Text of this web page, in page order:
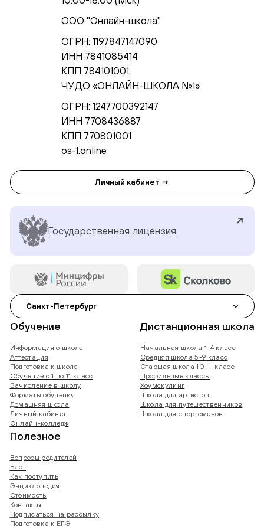
ООО "Онлайн-школа"
ОГРН: 1197847147090
ИНН 7841085414
КПП 784101001
ЧУ ДО «ОНЛАЙН-ШКОЛА №1»
ОГРН: 1247700392147
ИНН 7708436887
КПП 770801001
os-1.online
Личный кабинет →
Государственная лицензия
Санкт-Петербург
Обучение
Информация о школе
Аттестация
Подготовка к школе
Обучение с 1 по 11 класс
Зачисление в школу
Форматы обучения
Домашняя школа
Личный кабинет
Онлайн-колледж
Дистанционная школа
Начальная школа 1-4 класс
Средняя школа 5-9 класс
Старшая школа 10-11 класс
Профильные классы
Хоумскулинг
Школа для артистов
Школа для путешественников
Школа для спортсменов
Полезное
Вопросы родителей
Блог
Как поступить
Энциклопедия
Стоимость
Контакты
Подписаться на рассылку
Подготовка к ЕГЭ